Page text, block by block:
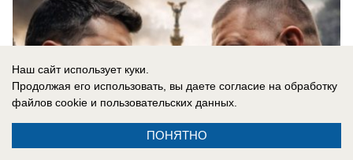
Наш сайт использует куки.
Продолжая его использовать, вы даете согласие на обработку
файлов cookie и пользовательских данных.
ПОНЯТНО